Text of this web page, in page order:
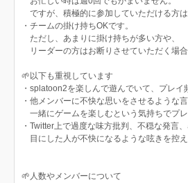
ですが、積極的に参加していただける方は
・チームの掛け持ちOKです。
ただし、あまりに掛け持ちが多い方や、
リーダーの方はお断りさせていただく場合
🌱以下も重視しています
・splatoon2を楽しんで遊んでいて、プレイ
・他メンバーに不快な思いをさせるような言
一緒にゲームを楽しむという気持ちでプレ
・Twitter上で過度な味方批判、不穏な発言、
目にした人が不快になるような呟きを控え
🌱人数やメンバーについて